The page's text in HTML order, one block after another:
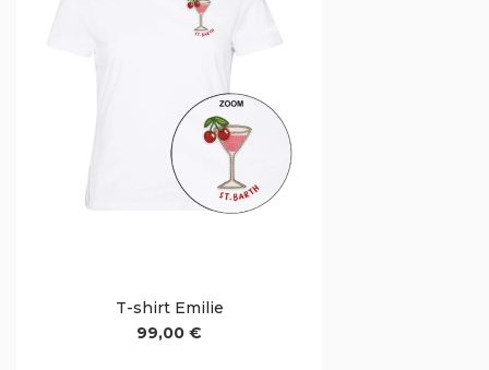
T-shirt Emilie
99,00 €